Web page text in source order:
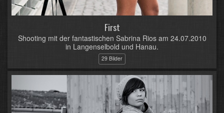
First
Shooting mit der fantastischen Sabrina Rios am 24.07.2010
in Langenselbold und Hanau.
29 Bilder